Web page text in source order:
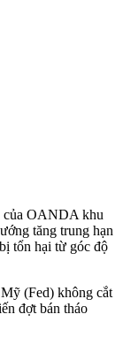
của OANDA khu
tăng trung hạn
tổn hại từ góc độ
(Fed) không cắt
đợt bán tháo